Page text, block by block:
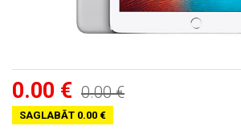
0.00 € 0.00 €
SAGLABĀT 0.00 €